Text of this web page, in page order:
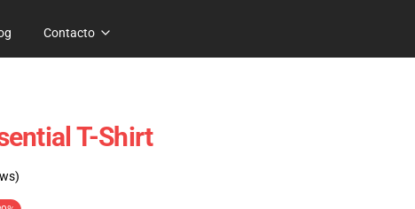
Contacto
T-Shirt